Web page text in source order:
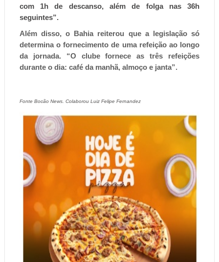
com 1h de descanso, além de folga nas 36h
seguintes”.
Além disso, o Bahia reiterou que a legislação só
determina o fornecimento de uma refeição ao longo
da jornada. “O clube fornece as três refeições
durante o dia: café da manhã, almoço e janta”.
Fonte Bocão News. Colaborou Luiz Felipe Fernandez